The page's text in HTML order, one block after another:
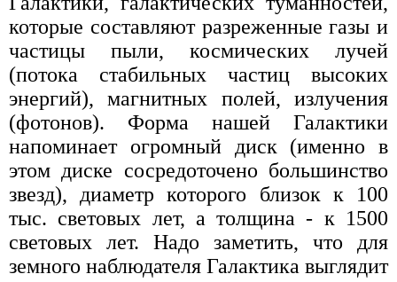
которые составляют разреженные газы и
частицы пыли, космических лучей
(потока стабильных частиц высоких
энергий), магнитных полей, излучения
(фотонов). Форма нашей Галактики
напоминает огромный диск (именно в
этом диске сосредоточено большинство
звезд), диаметр которого близок к 100
тыс. световых лет, а толщина - к 1500
световых лет. Надо заметить, что для
земного наблюдателя Галактика выглядит